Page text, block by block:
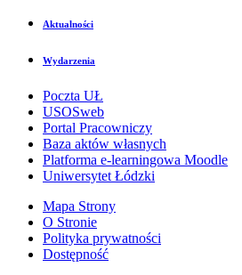
Aktualności
Wydarzenia
Poczta UŁ
USOSweb
Portal Pracowniczy
Baza aktów własnych
Platforma e-learningowa Moodle
Uniwersytet Łódzki
Mapa Strony
O Stronie
Polityka prywatności
Dostępność